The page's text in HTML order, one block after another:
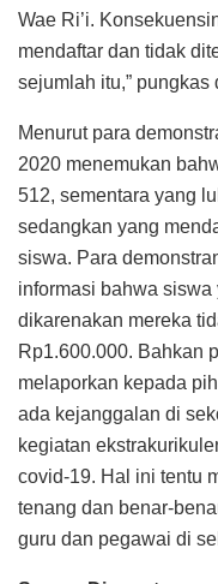
Wae Ri’i.
mendaftar dan tidak
sejumlah itu,” pungkas
Menurut para
2020 menemukan
512, sementara yang
sedangkan yang
siswa. Para
informasi bahwa
dikarenakan mereka
Rp1.600.000. Bahkan
melaporkan kepada
ada kejanggalan di
kegiatan
covid-19. Hal ini tentu
tenang dan benar-
guru dan pegawai di